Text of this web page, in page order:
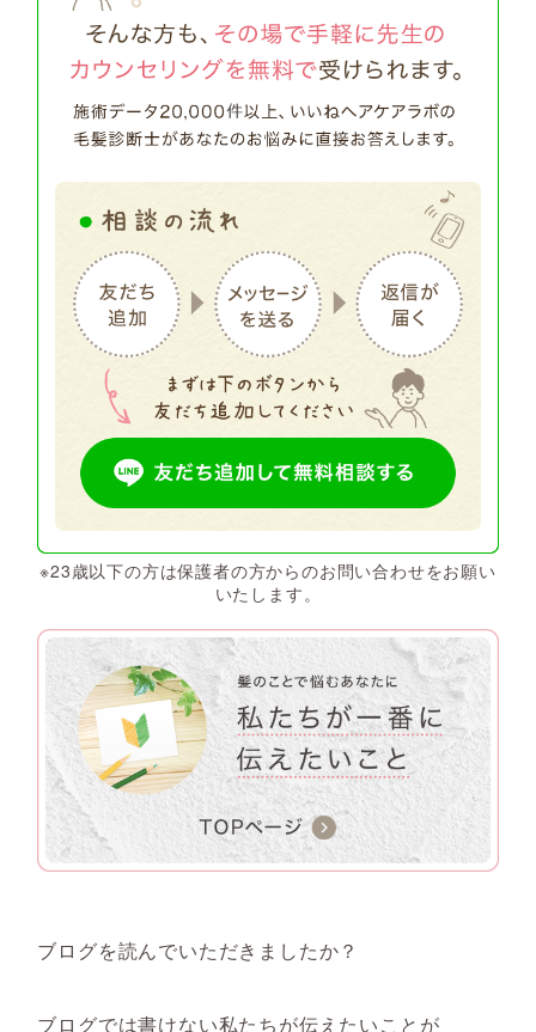
※23歳以下の方は保護者の方からのお問い合わせをお願い
いたします。
ブログを読んでいただきましたか？
ブログでは書けない私たちが伝えたいことが